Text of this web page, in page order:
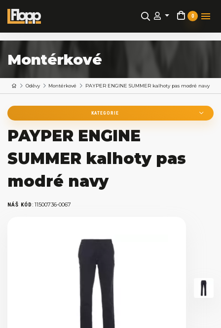
0
Montérkové
Oděvy Montérkové PAYPER ENGINE SUMMER kalhoty pas modré navy
KATEGORIE
PAYPER ENGINE
SUMMER kalhoty pas
modré navy
NÁŠ KÓD: 11500736-0067